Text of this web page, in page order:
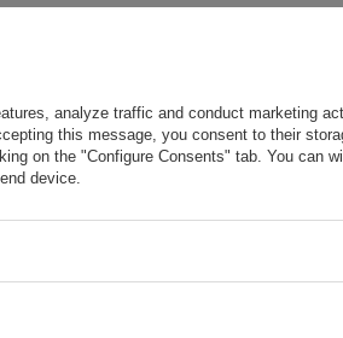
Adaptateur étrier de frein,
analyze traffic and conduct marketing
this message, you consent to their
on the "Configure Consents" tab. You can
device.